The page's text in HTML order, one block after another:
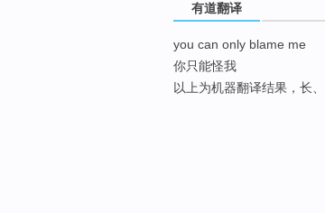
有道翻译
you can only blame me
你只能怪我
以上为机器翻译结果，长